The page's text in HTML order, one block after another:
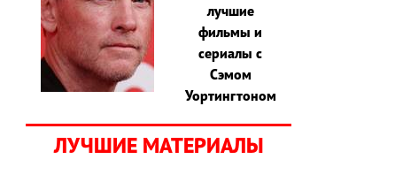
лучшие
фильмы и
сериалы с
Сэмом
Уортингтоном
ЛУЧШИЕ МАТЕРИАЛЫ